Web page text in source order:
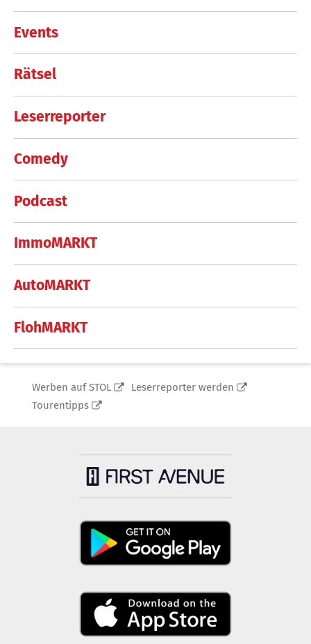
Events
Rätsel
Leserreporter
Comedy
Podcast
ImmoMARKT
AutoMARKT
FlohMARKT
Werben auf STOL
Leserreporter werden
Tourentipps